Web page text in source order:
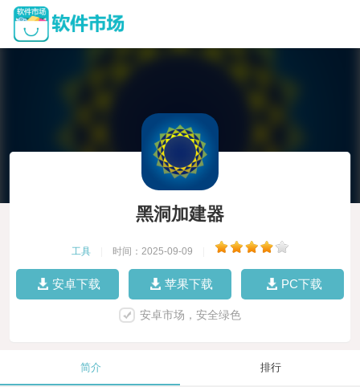
黑洞加建器
工具 时间：2025-09-09
安卓下载 苹果下载 PC下载
安卓市场，安全绿色
简介 排行